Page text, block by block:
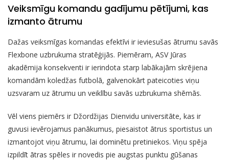
Veiksmīgu komandu gadījumu pētījumi, kas
izmanto ātrumu
Dažas veiksmīgas komandas efektīvi ir ieviesušas ātrumu savās
Flexbone uzbrukuma stratēģijās. Piemēram, ASV Jūras
akadēmija konsekventi ir ierindota starp labākajām skrējiena
komandām koledžas futbolā, galvenokārt pateicoties viņu
uzsvaram uz ātrumu un veiklību savās uzbrukuma shēmās.
Vēl viens piemērs ir Džordžijas Dienvidu universitāte, kas ir
guvusi ievērojamus panākumus, piesaistot ātrus sportistus un
izmantojot viņu ātrumu, lai dominētu pretiniekos. Viņu spēja
izpildīt ātras spēles ir novedis pie augstas punktu gūšanas